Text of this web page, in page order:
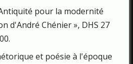
pour la modernité
d'André Ché­nier », DHS 27
et poésie à l'époque